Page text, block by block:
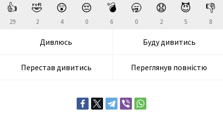
👍
29
🤣
2
😲
4
😔
0
💣
6
🥱
0
😧
2
😈
5
👎
8
Дивлюсь Буду дивитись
Перестав дивитись Переглянув повністю